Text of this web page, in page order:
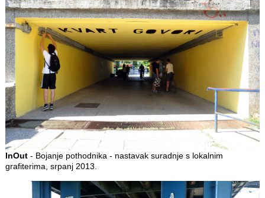
InOut- Bojanje pothodnika - nastavak suradnje s lokalnim
grafiterima, srpanj 2013.